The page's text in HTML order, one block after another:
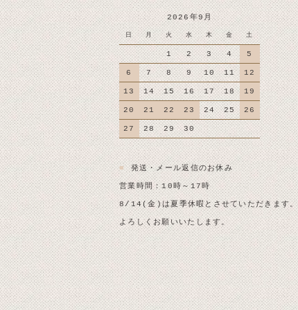
2026年9月
日 月 火 水 木 金 土
1 2 3 4 5
6 7 8 9 10 11 12
13 14 15 16 17 18 19
20 21 22 23 24 25 26
27 28 29 30
■発送・メール返信のお休み
営業時間：10時～17時
8/14(金)は夏季休暇とさせていただきます。
よろしくお願いいたします。